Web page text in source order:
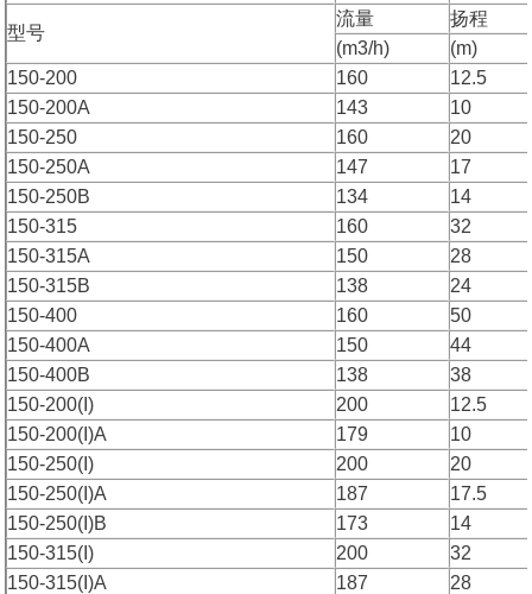
型号
流量
扬程
(m3/h)
(m)
150-200
160
12.5
150-200A
143
10
150-250
160
20
150-250A
147
17
150-250B
134
14
150-315
160
32
150-315A
150
28
150-315B
138
24
150-400
160
50
150-400A
150
44
150-400B
138
38
150-200(I)
200
12.5
150-200(I)A
179
10
150-250(I)
200
20
150-250(I)A
187
17.5
150-250(I)B
173
14
150-315(I)
200
32
150-315(I)A
187
28